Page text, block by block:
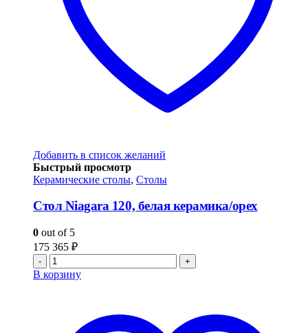
Добавить в список желаний
Быстрый просмотр
Керамические столы, Столы
Стол Niagara 120, белая керамика/орех
0 out of 5
175 365 ₽
- +
В корзину